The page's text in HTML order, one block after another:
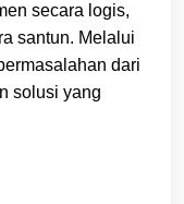
secara logis,
santun. Melalui
dari
solusi yang